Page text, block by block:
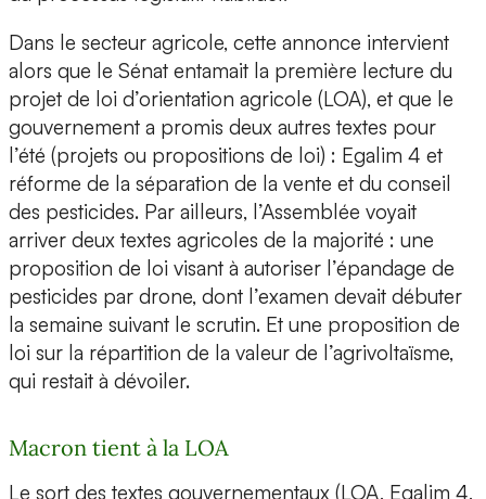
Dans le secteur agricole, cette annonce intervient
alors que le Sénat entamait la première lecture du
projet de loi d’orientation agricole (LOA), et que le
gouvernement a promis deux autres textes pour
l’été (projets ou propositions de loi) : Egalim 4 et
réforme de la séparation de la vente et du conseil
des pesticides. Par ailleurs, l’Assemblée voyait
arriver deux textes agricoles de la majorité : une
proposition de loi visant à autoriser l’épandage de
pesticides par drone, dont l’examen devait débuter
la semaine suivant le scrutin. Et une proposition de
loi sur la répartition de la valeur de l’agrivoltaïsme,
qui restait à dévoiler.
Macron tient à la LOA
Le sort des textes gouvernementaux (LOA, Egalim 4,